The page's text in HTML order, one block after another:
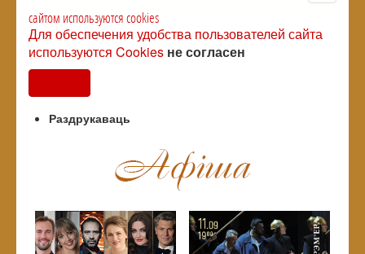
сайтом используются cookies
Для обеспечения удобства пользователей сайта
используются Cookies не согласен
Раздрукаваць